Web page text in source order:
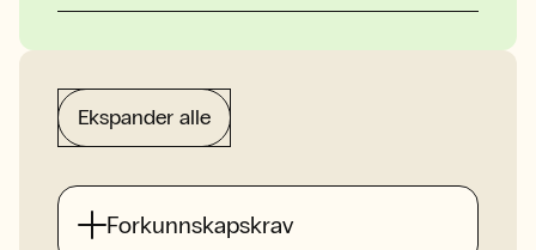
Ekspander alle
Forkunnskapskrav